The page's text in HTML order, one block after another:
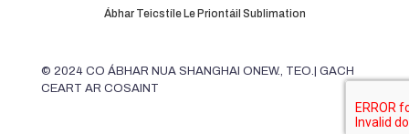
Ábhar Teicstíle Le Priontáil Sublimation
© 2024 CO ÁBHAR NUA SHANGHAI ONEW., TEO.| GACH
CEART AR COSAINT